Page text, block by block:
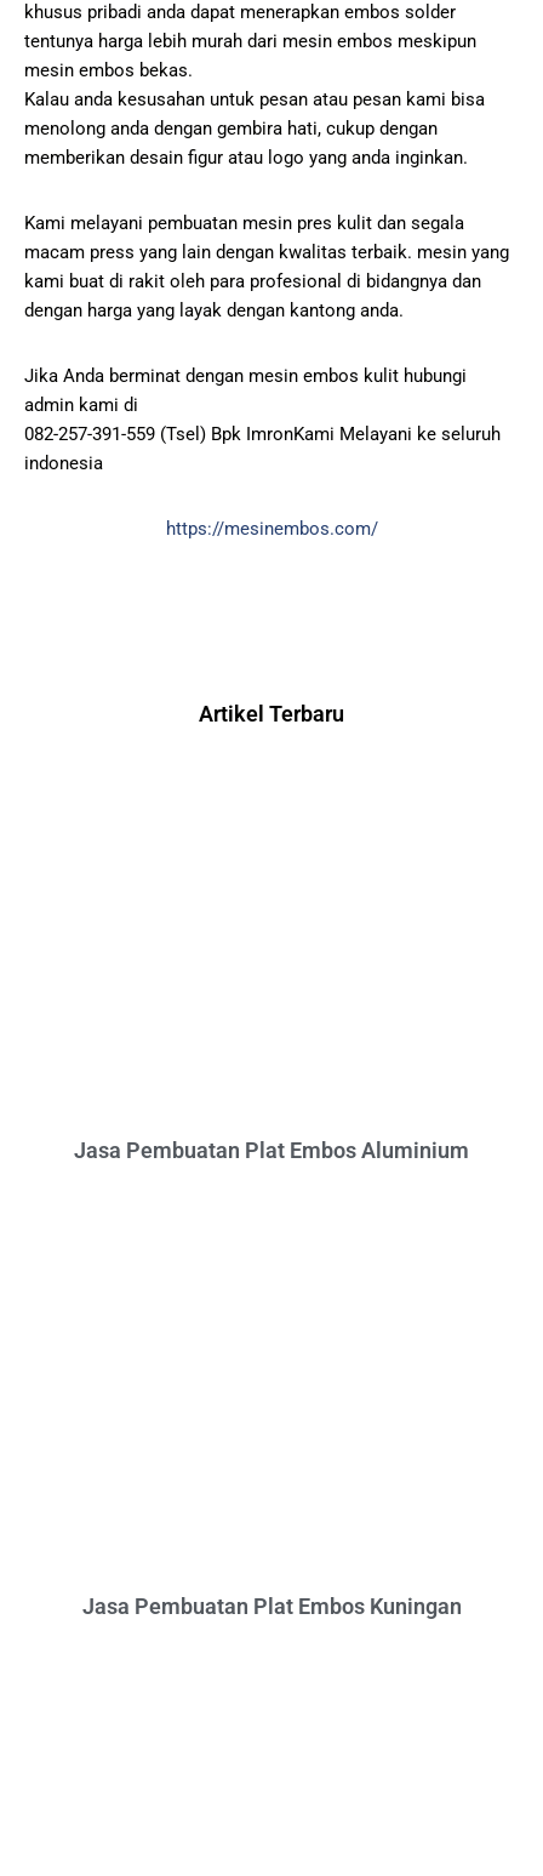
khusus pribadi anda dapat menerapkan embos solder
tentunya harga lebih murah dari mesin embos meskipun
mesin embos bekas.
Kalau anda kesusahan untuk pesan atau pesan kami bisa
menolong anda dengan gembira hati, cukup dengan
memberikan desain figur atau logo yang anda inginkan.
Kami melayani pembuatan mesin pres kulit dan segala
macam press yang lain dengan kwalitas terbaik. mesin yang
kami buat di rakit oleh para profesional di bidangnya dan
dengan harga yang layak dengan kantong anda.
Jika Anda berminat dengan mesin embos kulit hubungi
admin kami di
082-257-391-559 (Tsel) Bpk ImronKami Melayani ke seluruh
indonesia
https://mesinembos.com/
Artikel Terbaru
Jasa Pembuatan Plat Embos Aluminium
Jasa Pembuatan Plat Embos Kuningan